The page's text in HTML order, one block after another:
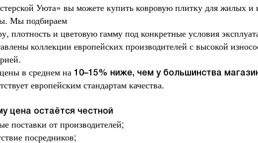
Уюта» вы можете купить ковровую плитку для жилых и
Мы подбираем
плотность и цветовую гамму под конкретные условия
коллекции европейских производителей с высокой
в среднем на 10–15% ниже, чем у большинства
европейским стандартам качества.
цена остаётся честной
поставки от производителей;
посредников;